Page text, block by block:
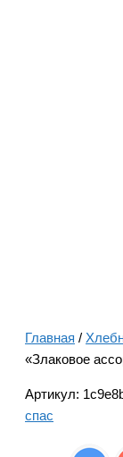
Главная /
«Злаковое
Артикул:
спас